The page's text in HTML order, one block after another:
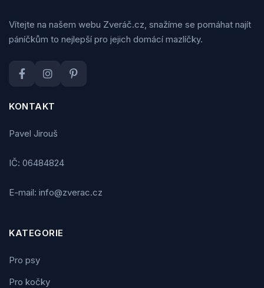
Vítejte na našem webu Zveráč.cz, snažíme se pomáhat najít
páníčkům to nejlepší pro jejich domácí mazlíčky.
KONTAKT
Pavel Jirouš
IČ: 06484824
E-mail: info@zverac.cz
KATEGORIE
Pro psy
Pro kočky